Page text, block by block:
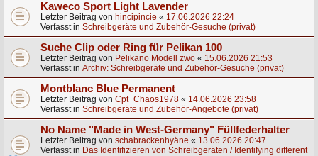
Kaweco Sport Light Lavender
Letzter Beitrag von hincipincie « 17.06.2026 22:24
Verfasst in Schreibgeräte und Zubehör-Gesuche (privat)
Suche Clip oder Ring für Pelikan 100
Letzter Beitrag von Pelikano Modell zwo « 15.06.2026 21:53
Verfasst in Archiv: Schreibgeräte und Zubehör-Gesuche (privat)
Montblanc Blue Permanent
Letzter Beitrag von Cpt_Chaos1978 « 14.06.2026 23:58
Verfasst in Schreibgeräte und Zubehör-Angebote (privat)
No Name "Made in West-Germany" Füllfederhalter
Letzter Beitrag von schabrackenhyäne « 13.06.2026 20:47
Verfasst in Das Identifizieren von Schreibgeräten / Identifying different